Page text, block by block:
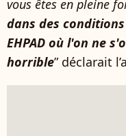
vous êtes en pleine
dans des
EHPAD où l'on ne
horrible” déclarait